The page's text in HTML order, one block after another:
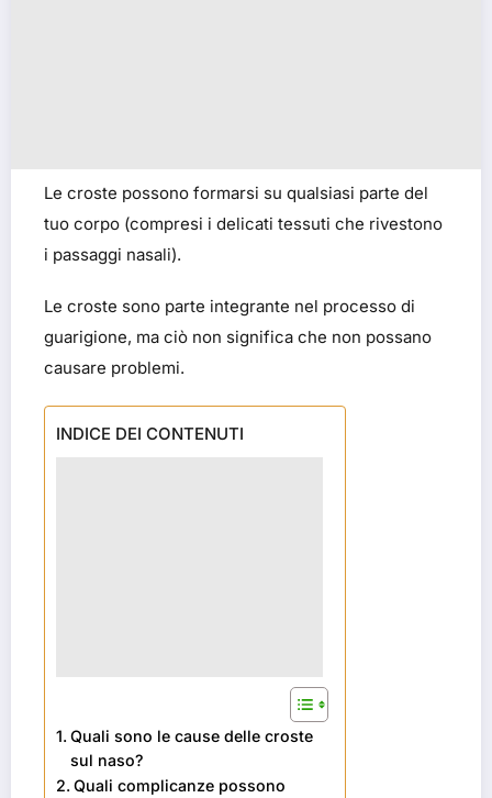
Le croste possono formarsi su qualsiasi parte del
tuo corpo (compresi i delicati tessuti che rivestono
i passaggi nasali).
Le croste sono parte integrante nel processo di
guarigione, ma ciò non significa che non possano
causare problemi.
INDICE DEI CONTENUTI
Quali sono le cause delle croste
sul naso?
Quali complicanze possono